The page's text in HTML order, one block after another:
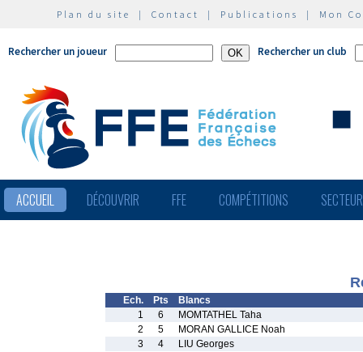
Plan du site | Contact | Publications | Mon
Rechercher un joueur Rechercher un club
ACCUEIL DÉCOUVRIR FFE COMPÉTITIONS
Ech. Pts
Blancs
1
6
MOMTATHEL Taha
2
5
MORAN GALLICE Noah
3
4
LIU Georges